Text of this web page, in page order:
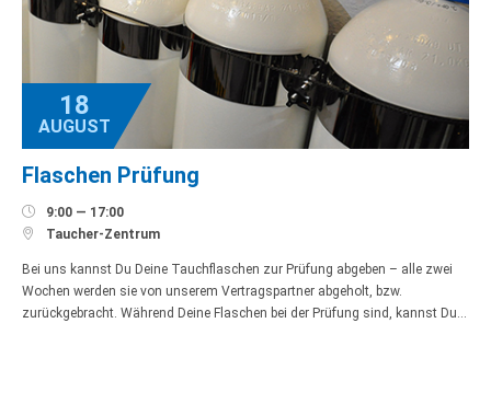
18
AUGUST
Flaschen Prüfung
 9:00 — 17:00
 Taucher-Zentrum
Bei uns kannst Du Deine Tauchflaschen zur Prüfung abgeben – alle zwei
Wochen werden sie von unserem Vertragspartner abgeholt, bzw.
zurückgebracht. Während Deine Flaschen bei der Prüfung sind, kannst Du…